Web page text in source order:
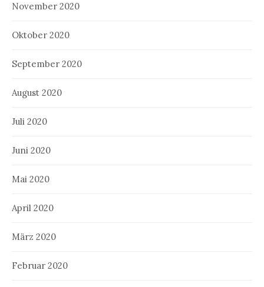
November 2020
Oktober 2020
September 2020
August 2020
Juli 2020
Juni 2020
Mai 2020
April 2020
März 2020
Februar 2020